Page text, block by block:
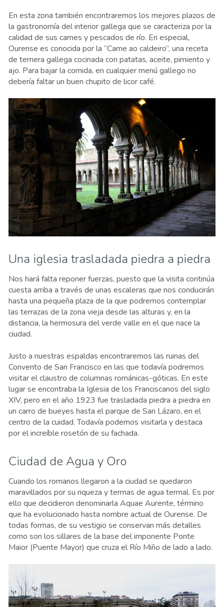
En esta zona también encontraremos los mejores plazos de
la gastronomía del interior gallega que se caracteriza por la
calidad de sus carnes y pescados de río. En especial,
Ourense es conocida por la “Carne ao caldeiro”, una receta
de ternera gallega cocinada con patatas, aceite, pimiento y
ajo. Para bajar la comida, en cualquier menú gallego no
debería faltar un buen chupito de licor café.
Una iglesia trasladada piedra a piedra
Nos hará falta reponer fuerzas, puesto que la visita continúa
cuesta arriba a través de unas escaleras que nos conducirán
hasta una pequeña plaza de la que podremos contemplar
las terrazas de la zona vieja desde las alturas y, en la
distancia, la hermosura del verde valle en el que nace la
ciudad.
Justo a nuestras espaldas encontraremos las ruinas del
Convento de San Francisco en las que todavía podremos
visitar el claustro de columnas románicas-góticas. En este
lugar se encontraba la Iglesia de los Franciscanos del siglo
XIV, pero en el año 1923 fue trasladada piedra a piedra en
un carro de bueyes hasta el parque de San Lázaro, en el
centro de la cuidad. Todavía podemos visitarla y destaca
por el increíble rosetón de su fachada.
Ciudad de Agua y Oro
Cuando los romanos llegaron a la ciudad se quedaron
maravillados por su riqueza y termas de agua termal. Es por
ello que decidieron denominarla Aquae Aurente, término
que ha evolucionado hasta nombre actual de Ourense. De
todas formas, de su vestigio se conservan más detalles
como son los sillares de la base del imponente Ponte
Maior (Puente Mayor) que cruza el Río Miño de lado a lado.